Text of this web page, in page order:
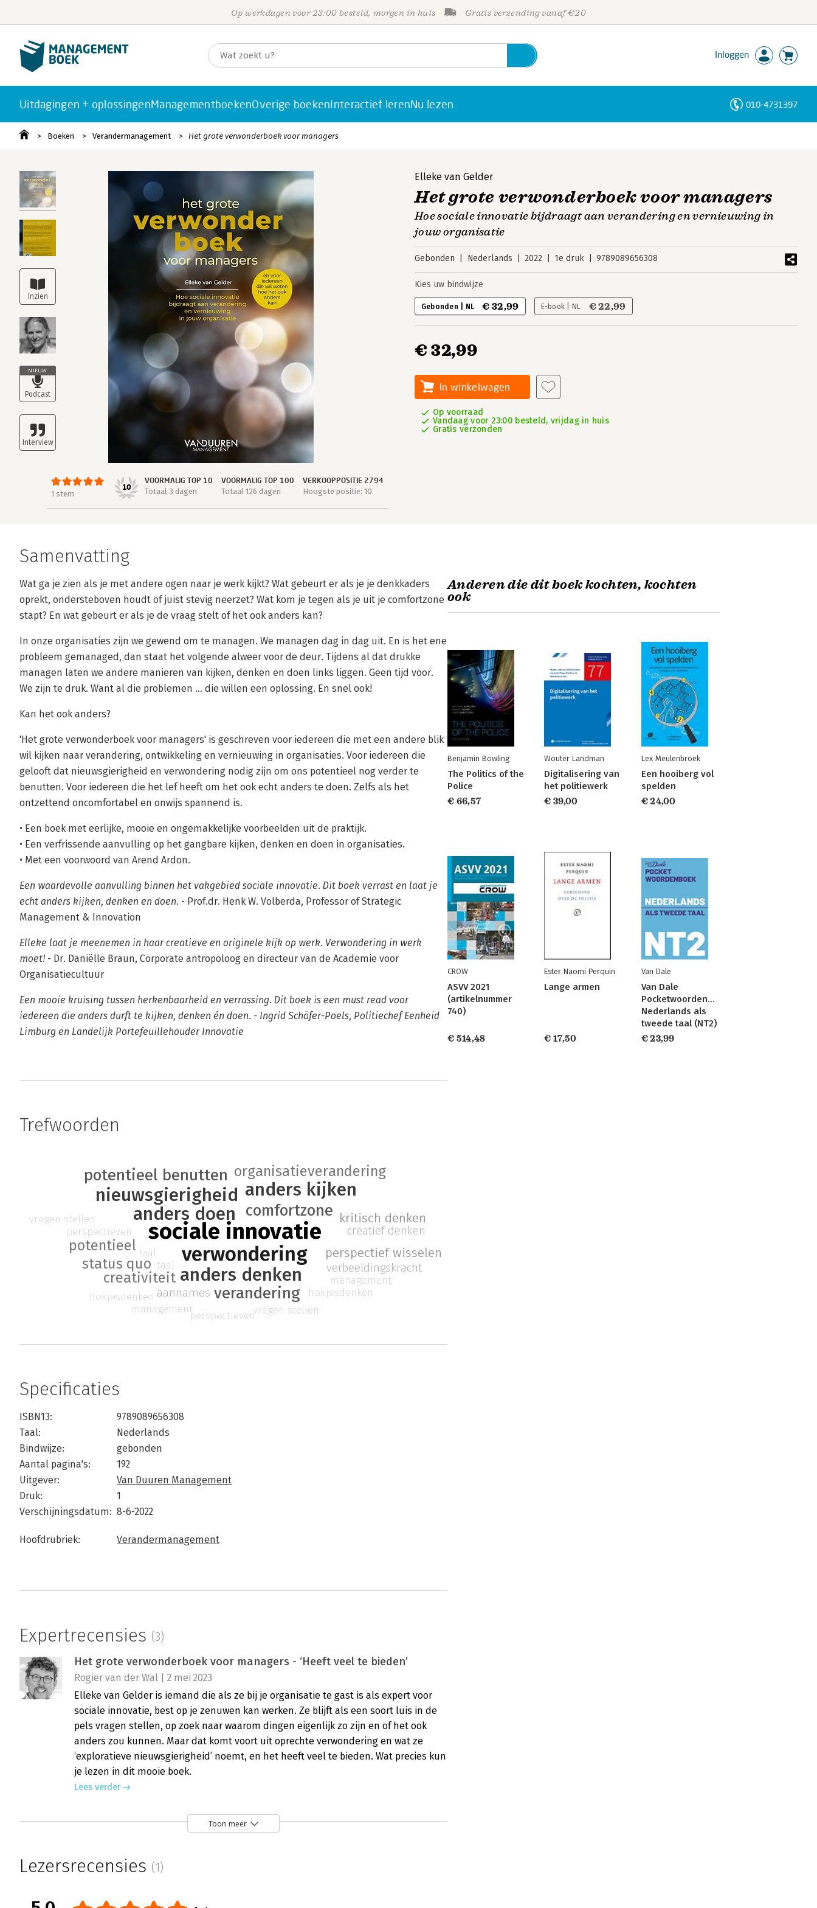
Op werkdagen voor 23:00 besteld, morgen in huis Gratis verzending vanaf €20
Inloggen
Uitdagingen + oplossingenManagementboekenOverige boekenInteractief lerenNu lezen 010-4731397
Boeken Verandermanagement Het grote verwonderboek voor managers
NIEUW
1 stem
10
VOORMALIG TOP 10
Totaal 3 dagen
VOORMALIG TOP 100
Totaal 126 dagen
VERKOOPPOSITIE 2794
Hoogste positie: 10
Elleke van Gelder
Het grote verwonderboek voor managers
Hoe sociale innovatie bijdraagt aan verandering en vernieuwing in
jouw organisatie
Gebonden Nederlands 2022 1e druk 9789089656308
Kies uw bindwijze
Gebonden | NL € 32,99 E-book | NL € 22,99
€ 32,99
In winkelwagen
Op voorraad
Vandaag voor 23:00 besteld, vrijdag in huis
Gratis verzonden
Samenvatting
Wat ga je zien als je met andere ogen naar je werk kijkt? Wat gebeurt er als je je denkkaders
oprekt, ondersteboven houdt of juist stevig neerzet? Wat kom je tegen als je uit je comfortzone
stapt? En wat gebeurt er als je de vraag stelt of het ook anders kan?
In onze organisaties zijn we gewend om te managen. We managen dag in dag uit. En is het ene
probleem gemanaged, dan staat het volgende alweer voor de deur. Tijdens al dat drukke
managen laten we andere manieren van kijken, denken en doen links liggen. Geen tijd voor.
We zijn te druk. Want al die problemen … die willen een oplossing. En snel ook!
Kan het ook anders?
'Het grote verwonderboek voor managers' is geschreven voor iedereen die met een andere blik
wil kijken naar verandering, ontwikkeling en vernieuwing in organisaties. Voor iedereen die
gelooft dat nieuwsgierigheid en verwondering nodig zijn om ons potentieel nog verder te
benutten. Voor iedereen die het lef heeft om het ook echt anders te doen. Zelfs als het
ontzettend oncomfortabel en onwijs spannend is.
• Een boek met eerlijke, mooie en ongemakkelijke voorbeelden uit de praktijk.
• Een verfrissende aanvulling op het gangbare kijken, denken en doen in organisaties.
• Met een voorwoord van Arend Ardon.
Een waardevolle aanvulling binnen het vakgebied sociale innovatie. Dit boek verrast en laat je
echt anders kijken, denken en doen. - Prof.dr. Henk W. Volberda, Professor of Strategic
Management & Innovation
Elleke laat je meenemen in haar creatieve en originele kijk op werk. Verwondering in werk
moet! - Dr. Daniëlle Braun, Corporate antropoloog en directeur van de Academie voor
Organisatiecultuur
Een mooie kruising tussen herkenbaarheid en verrassing. Dit boek is een must read voor
iedereen die anders durft te kijken, denken én doen. - Ingrid Schäfer-Poels, Politiechef Eenheid
Limburg en Landelijk Portefeuillehouder Innovatie
Trefwoorden
sociale innovatie
verwondering
anders doen
nieuwsgierigheid
anders denken
anders kijken
comfortzone
verandering
potentieel benutten
creativiteit
organisatieverandering
status quo
potentieel perspectief wisselen
kritisch denken
creatief denken
verbeeldingskracht
aannames
taal
perspectieven
management
hokjesdenken
vragen stellen
taal
perspectieven
management
hokjesdenken
vragen stellen
Specificaties
ISBN13:
9789089656308
Taal:
Nederlands
Bindwijze:
gebonden
Aantal pagina's:
192
Uitgever:
Van Duuren Management
Druk:
1
Verschijningsdatum: 8-6-2022
Hoofdrubriek: Verandermanagement
Expertrecensies (3)
Het grote verwonderboek voor managers - ‘Heeft veel te bieden’
Rogier van der Wal | 2 mei 2023
Elleke van Gelder is iemand die als ze bij je organisatie te gast is als expert voor
sociale innovatie, best op je zenuwen kan werken. Ze blijft als een soort luis in de
pels vragen stellen, op zoek naar waarom dingen eigenlijk zo zijn en of het ook
anders zou kunnen. Maar dat komt voort uit oprechte verwondering en wat ze
‘exploratieve nieuwsgierigheid’ noemt, en het heeft veel te bieden. Wat precies kun
je lezen in dit mooie boek.
Lees verder
Het grote verwonderboek voor managers - ‘Mogelijkheden, kansen en
Anton Scheffers | 4 oktober 2022
me opkwam toen ik de titel zag van ‘Het grote verwonderboek voor managers’. Is je
Toon meer
Lezersrecensies (1)
Anderen die dit boek kochten, kochten
ook
Benjamin Bowling
The Politics of the
Police
€ 66,57
Wouter Landman
Digitalisering van
het politiewerk
€ 39,00
Lex Meulenbroek
Een hooiberg vol
spelden
€ 24,00
CROW
ASVV 2021
(artikelnummer
740)
€ 514,48
Ester Naomi Perquin
Lange armen
€ 17,50
Van Dale
Van Dale
Pocketwoordenboek
Nederlands als
tweede taal (NT2)
€ 23,99
Personen